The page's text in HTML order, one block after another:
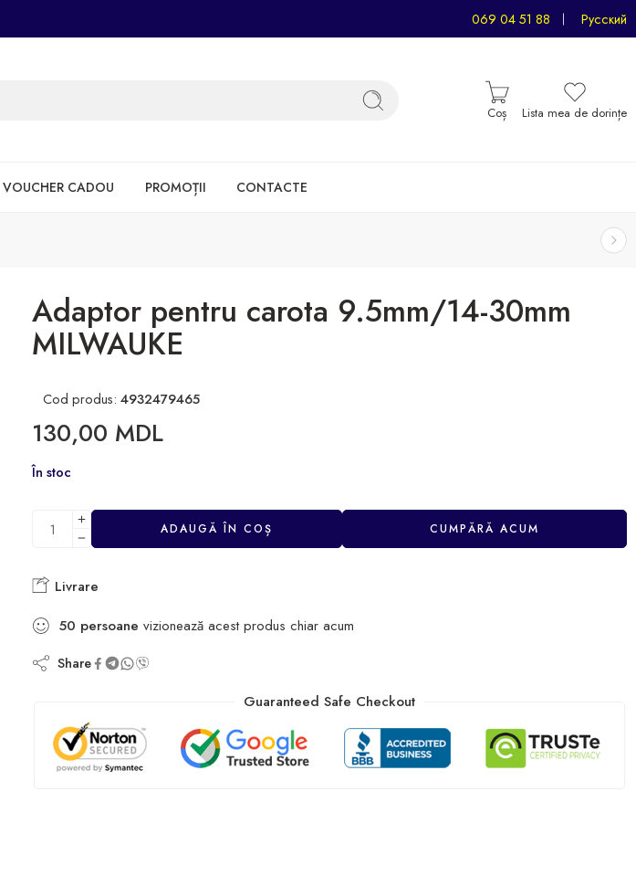
069 04 51 88 Русский
Coș Lista mea de dorințe
VOUCHER CADOU PROMOȚII CONTACTE
Adaptor pentru carota 9.5mm/14-30mm
MILWAUKE
Cod produs: 4932479465
130,00 MDL
În stoc
ADAUGĂ ÎN COȘ CUMPĂRĂ ACUM
Livrare
50 persoane vizionează acest produs chiar acum
Share
Guaranteed Safe Checkout